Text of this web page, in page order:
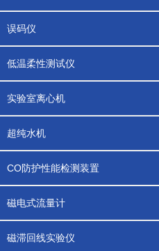
误码仪
低温柔性测试仪
实验室离心机
超纯水机
CO防护性能检测装置
磁电式流量计
磁滞回线实验仪